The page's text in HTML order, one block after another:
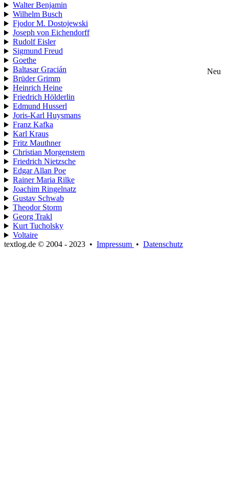
Walter Benjamin
Wilhelm Busch
Fjodor M. Dostojewski
Joseph von Eichendorff
Rudolf Eisler
Sigmund Freud
Goethe
Baltasar Gracián
Neu
Brüder Grimm
Heinrich Heine
Friedrich Hölderlin
Edmund Husserl
Joris-Karl Huysmans
Franz Kafka
Karl Kraus
Fritz Mauthner
Christian Morgenstern
Friedrich Nietzsche
Edgar Allan Poe
Rainer Maria Rilke
Joachim Ringelnatz
Gustav Schwab
Theodor Storm
Georg Trakl
Kurt Tucholsky
Voltaire
textlog.de © 2004 - 2023 • Impressum • Datenschutz